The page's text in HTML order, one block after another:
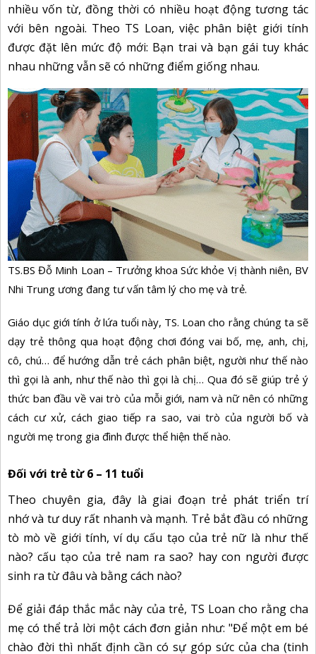
nhiều vốn từ, đồng thời có nhiều hoạt động tương tác
với bên ngoài. Theo TS Loan, việc phân biệt giới tính
được đặt lên mức độ mới: Bạn trai và bạn gái tuy khác
nhau những vẫn sẽ có những điểm giống nhau.
TS.BS Đỗ Minh Loan – Trưởng khoa Sức khỏe Vị thành niên, BV
Nhi Trung ương đang tư vấn tâm lý cho mẹ và trẻ.
Giáo dục giới tính ở lứa tuổi này, TS. Loan cho rằng chúng ta sẽ
dạy trẻ thông qua hoạt động chơi đóng vai bố, mẹ, anh, chị,
cô, chú… để hướng dẫn trẻ cách phân biệt, người như thế nào
thì gọi là anh, như thế nào thì gọi là chị… Qua đó sẽ giúp trẻ ý
thức ban đầu về vai trò của mỗi giới, nam và nữ nên có những
cách cư xử, cách giao tiếp ra sao, vai trò của người bố và
người mẹ trong gia đình được thể hiện thế nào.
Đối với trẻ từ 6 – 11 tuổi
Theo chuyên gia, đây là giai đoạn trẻ phát triển trí
nhớvà tư duy rất nhanh và mạnh. Trẻ bắt đầu có những
tò mò về giới tính, ví dụ cấu tạo của trẻ nữ là như thế
nào? cấu tạo của trẻ nam ra sao? hay con người được
sinh ra từ đâu và bằng cách nào?
Để giải đáp thắc mắc này của trẻ, TS Loan cho rằng cha
mẹ có thể trả lời một cách đơn giản như: "Để một em bé
chào đời thì nhất định cần có sự góp sức của cha (tinh